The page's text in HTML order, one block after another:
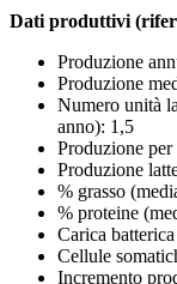
Dati produttivi
Produzione
Produzione
Numero unità
anno): 1,5
Produzione
Produzione
% grasso
% proteine
Carica
Cellule
Incremento